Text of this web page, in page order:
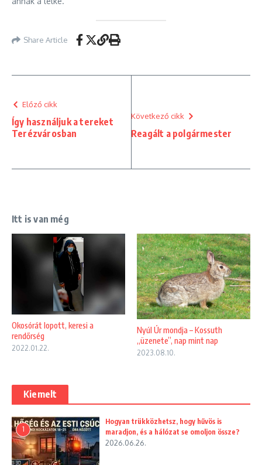
Share Article
Előző cikk
Így használjuk a tereket
Terézvárosban
Következő cikk
Reagált a polgármester
Itt is van még
Okosórát lopott, keresi a
rendőrség
2022.01.22.
Nyúl Úr mondja – Kossuth
„üzenete”, nap mint nap
2023.08.10.
Kiemelt
1
Hogyan trükközhetsz, hogy hűvös is
maradjon, és a hálózat se omoljon össze?
2026.06.26.